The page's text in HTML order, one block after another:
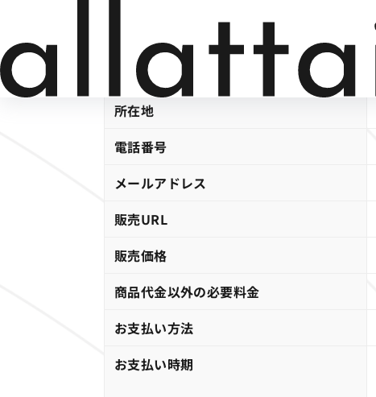
販売事業者名
運営統括責任者
所在地
電話番号
メールアドレス
販売URL
販売価格
商品代金以外の必要料金
お支払い方法
お支払い時期